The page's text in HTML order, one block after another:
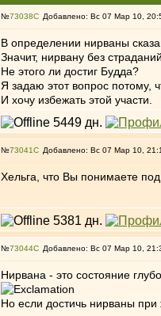
№73038 Добавлено: Вс 07 Мар 10,
В определении нирваны
Значит, нирвану без
Не этого ли достиг Будда?
Я задаю этот вопрос потому,
И хочу избежать этой участи.
№73041 Добавлено: Вс 07 Мар 10,
Хельга, что Вы понимаете
№73044 Добавлено: Вс 07 Мар 10,
Нирвана - это состояние
Но если достичь нирваны при